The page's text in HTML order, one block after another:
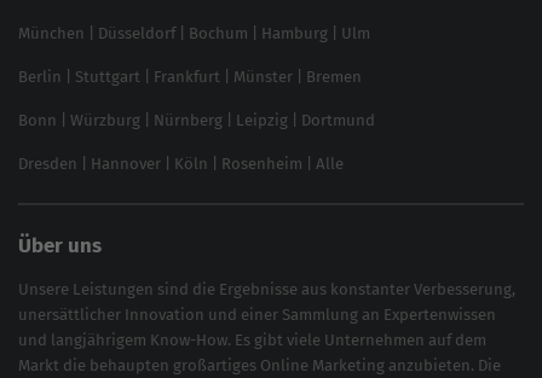
Local SEO
SEO für Online Shops
Brand Monitoring 2025
München Düsseldorf| Bochum Hamburg Ulm
Berlin Stuttgart Frankfurt Münster Bremen
Bonn Würzburg Nürnberg Leipzig Dortmund
Dresden Hannover Köln Rosenheim Alle
Über uns
Unsere Leistungen sind die Ergebnisse aus konstanter Verbesserung,
unersättlicher Innovation und einer Sammlung an Expertenwissen
und langjährigem Know-How. Es gibt viele Unternehmen auf dem
Markt die behaupten großartiges Online Marketing anzubieten. Die